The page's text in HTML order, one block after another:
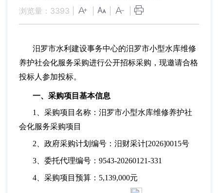
浏览量： 3393
汨罗市水利建设事务中心的汨罗市小型水库维修
养护社会化服务采购进行公开招标采购，现邀请合格
投标人参加投标。
一、采购项目基本信息
1、采购项目名称：汨罗市小型水库维修养护社
会化服务采购项目
2、政府采购计划编号：汨财采计[2026]0015号
3、委托代理编号：9543-20260121-331
4、采购项目预算：5,139,000元